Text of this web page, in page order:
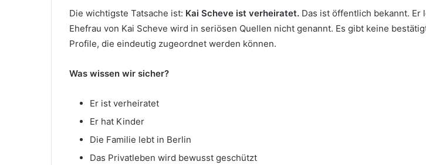
Die wichtigste Tatsache ist: Kai Scheve ist verheiratet. Das ist öffentlich bekannt.
Ehefrau von Kai Scheve wird in seriösen Quellen nicht genannt. Es gibt keine
Profile, die eindeutig zugeordnet werden können.
Was wissen wir sicher?
Er ist verheiratet
Er hat Kinder
Die Familie lebt in Berlin
Das Privatleben wird bewusst geschützt